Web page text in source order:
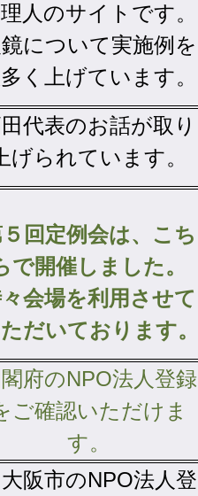
人のサイトです。
について実施例を
く上げています。
代表のお話が取り
上げられています。
回定例会は、こち
で開催しました。
々会場を利用させて
だいております。
府のNPO法人登録
ご確認いただけま
す。
阪市のNPO法人登